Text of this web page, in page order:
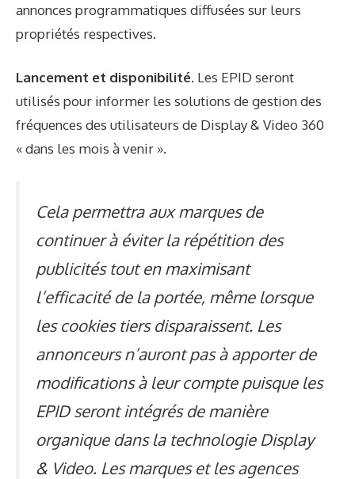
annonces programmatiques diffusées sur leurs
propriétés respectives.
Lancement et disponibilité. Les EPID seront
utilisés pour informer les solutions de gestion des
fréquences des utilisateurs de Display & Video 360
« dans les mois à venir ».
Cela permettra aux marques de
continuer à éviter la répétition des
publicités tout en maximisant
l’efficacité de la portée, même lorsque
les cookies tiers disparaissent. Les
annonceurs n’auront pas à apporter de
modifications à leur compte puisque les
EPID seront intégrés de manière
organique dans la technologie Display
& Video. Les marques et les agences